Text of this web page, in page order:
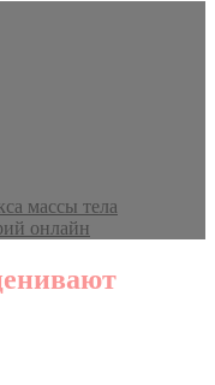
массы тела
онлайн